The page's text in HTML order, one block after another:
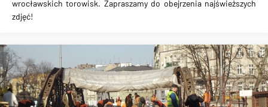
wrocławskich torowisk. Zapraszamy do obejrzenia najświeższych
zdjęć!